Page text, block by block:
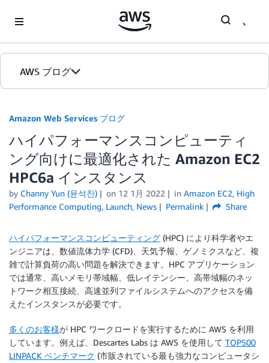
AWS ブログ
カテゴリ
エディション
Amazon Web Services ブログ
ハイパフォーマンスコンピューティ
ング向けに最適化された Amazon EC2
HPC6a インスタンス
by Channy Yun (윤석찬) on 12 1月 2022 in Amazon EC2, High
Performance Computing, Launch, News Permalink Share
ハイパフォーマンスコンピューティング (HPC) により科学者やエ
ンジニアは、数値流体力学 (CFD)、天気予報、ゲノミクスなど、複
雑で計算負荷の高い問題を解決できます。HPC アプリケーション
では通常、高いメモリ帯域幅、低レイテンシー、高帯域幅のネッ
トワーク相互接続、高速並列ファイルシステムへのアクセスを備
えたインスタンスが必要です。
多くのお客様が HPC ワークロードを実行するために AWS を利用
しています。例えば、Descartes Labs は AWS を使用して TOP500
LINPACK ベンチマーク (市販されている最も強力なコンピュータシ